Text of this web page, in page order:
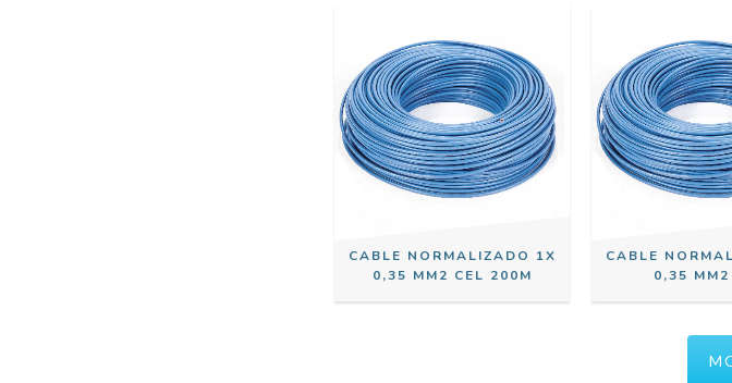
CABLE NORMALIZADO 1X
0,35 MM2 CEL 200M
CABLE
0,35 MM2